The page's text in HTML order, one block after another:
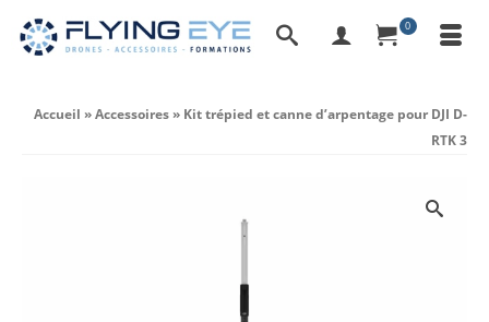
0
Accueil »Accessoires» Kit trépied et canne d’arpentage pour DJI D-
RTK 3